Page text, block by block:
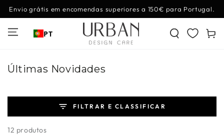
IR PARA O
CONTEÚDO
Envio grátis em encomendas superiores a 150€ para Portugal.
PT
Coleção:
Últimas Novidades
FILTRAR E CLASSIFICAR
12 produtos